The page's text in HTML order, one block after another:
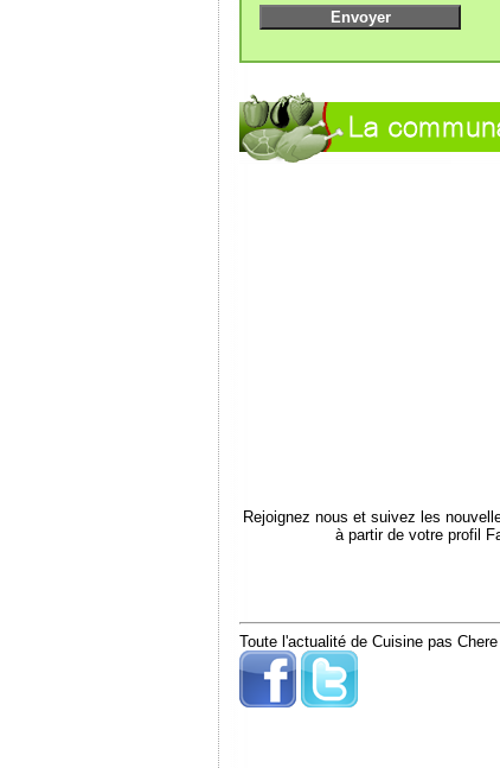
Rejoignez nous et suivez les
à partir de votre profil
Toute l'actualité de Cuisine pas